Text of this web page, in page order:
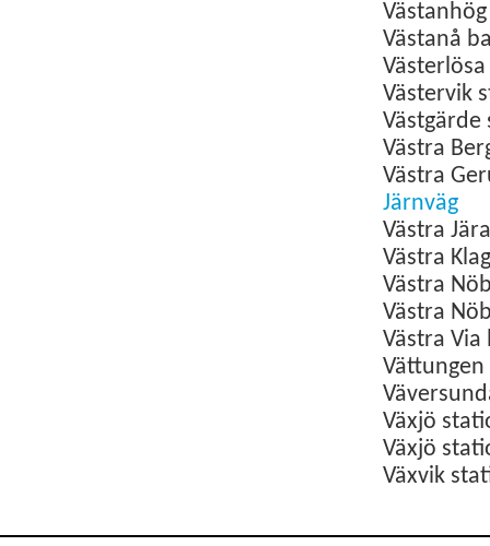
Västanå
Västerlösa
Västervik
Västra
Västra
Järnväg
Västra
Västra
Västra
Västra
Västra
Vättungen
Växjö
Växjö
Växvik